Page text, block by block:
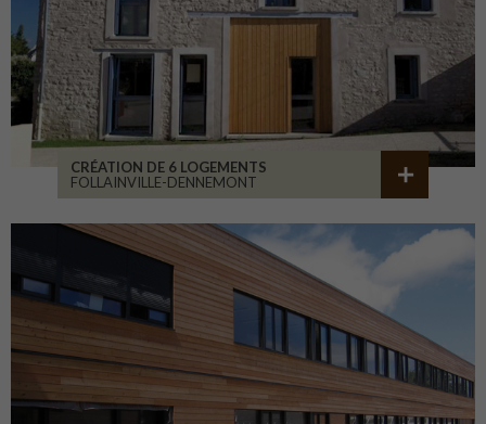
CRÉATION DE 6 LOGEMENTS
FOLLAINVILLE-DENNEMONT